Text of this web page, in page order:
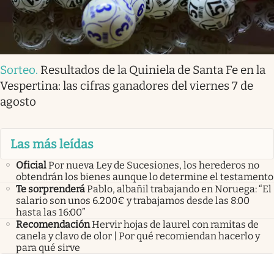
Sorteo. Resultados de la Quiniela de Santa Fe en la
Vespertina: las cifras ganadores del viernes 7 de
agosto
Las más leídas
OficialPor nueva Ley de Sucesiones, los herederos no
obtendrán los bienes aunque lo determine el testamento
Te sorprenderáPablo, albañil trabajando en Noruega: “El
salario son unos 6.200€ y trabajamos desde las 8:00
hasta las 16:00”
RecomendaciónHervir hojas de laurel con ramitas de
canela y clavo de olor | Por qué recomiendan hacerlo y
para qué sirve